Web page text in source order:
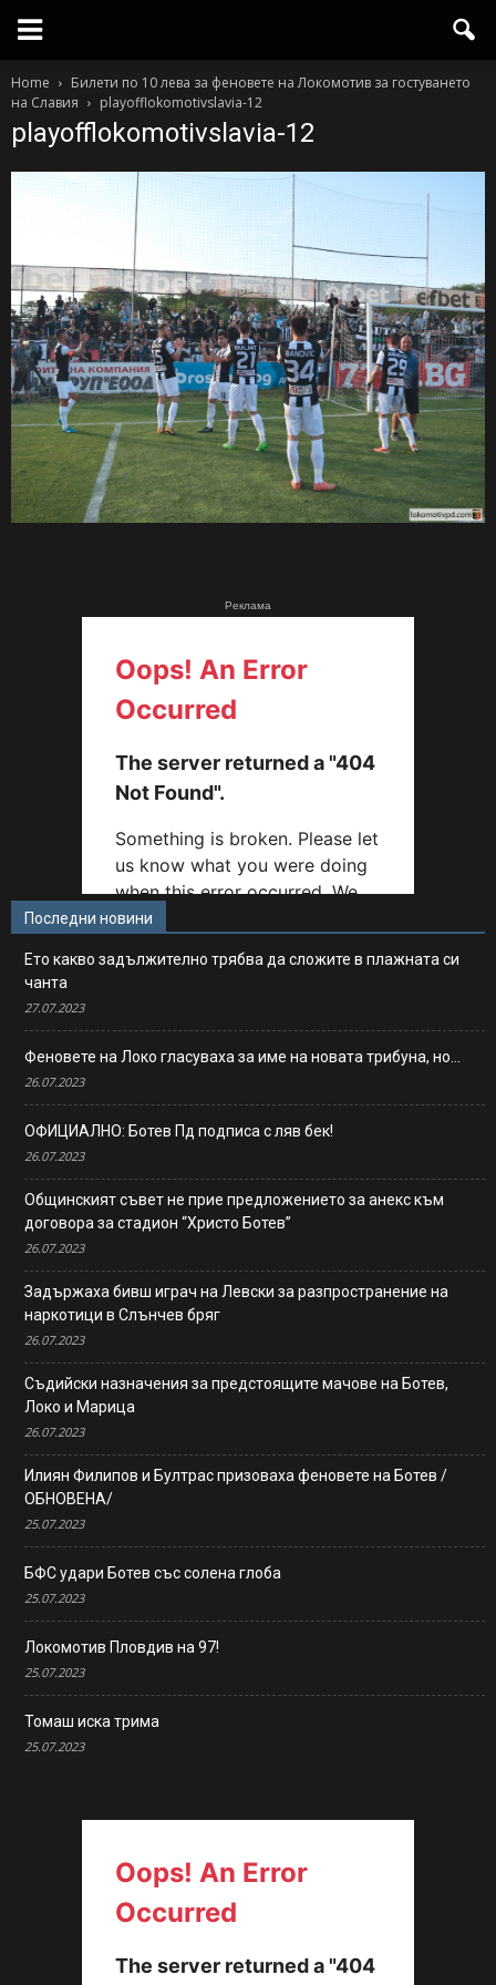
Home
Билети по 10 лева за феновете на Локомотив за гостуването
на Славия
playofflokomotivslavia-12
playofflokomotivslavia-12
Реклама
Последни новини
Ето какво задължително трябва да сложите в плажната си
чанта
27.07.2023
Феновете на Локо гласуваха за име на новата трибуна, но…
26.07.2023
ОФИЦИАЛНО: Ботев Пд подписа с ляв бек!
26.07.2023
Общинският съвет не прие предложението за анекс към
договора за стадион “Христо Ботев”
26.07.2023
Задържаха бивш играч на Левски за разпространение на
наркотици в Слънчев бряг
26.07.2023
Съдийски назначения за предстоящите мачове на Ботев,
Локо и Марица
26.07.2023
Илиян Филипов и Бултрас призоваха феновете на Ботев /
ОБНОВЕНА/
25.07.2023
БФС удари Ботев със солена глоба
25.07.2023
Локомотив Пловдив на 97!
25.07.2023
Томаш иска трима
25.07.2023